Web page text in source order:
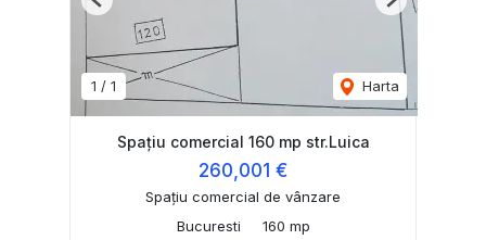
1 / 1 Harta
Previous Next
Spațiu comercial 160 mp str.Luica
260,001 €
Spațiu comercial de vânzare
Bucuresti
160 mp